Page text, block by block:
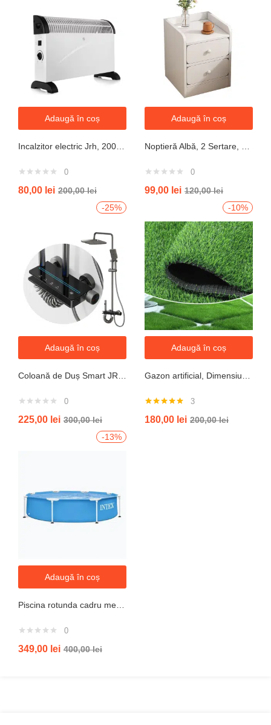
Adaugă în coș
0
80,00 lei 200,00lei
Adaugă în coș
0
99,00 lei 120,00lei
-25%
Adaugă în coș
0
225,00 lei 300,00lei
-10%
Adaugă în coș
5.00din 5
3
180,00 lei 200,00lei
-13%
Adaugă în coș
0
349,00 lei 400,00lei